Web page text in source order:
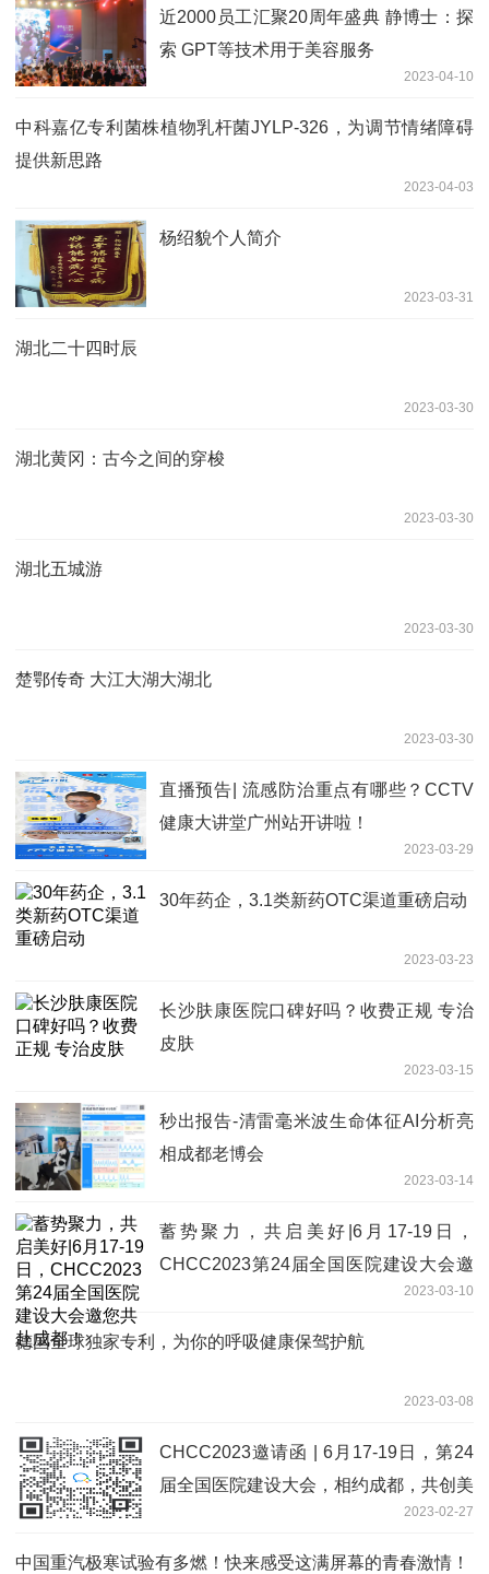
近2000员工汇聚20周年盛典 静博士：探
索 GPT等技术用于美容服务
2023-04-10
中科嘉亿专利菌株植物乳杆菌JYLP-326，为调节情绪障碍
提供新思路
2023-04-03
杨绍貌个人简介
2023-03-31
湖北二十四时辰
2023-03-30
湖北黄冈：古今之间的穿梭
2023-03-30
湖北五城游
2023-03-30
楚鄂传奇 大江大湖大湖北
2023-03-30
直播预告| 流感防治重点有哪些？CCTV
健康大讲堂广州站开讲啦！
2023-03-29
30年药企，3.1类新药OTC渠道重磅启动
2023-03-23
长沙肤康医院口碑好吗？收费正规 专治
皮肤
2023-03-15
秒出报告-清雷毫米波生命体征AI分析亮
相成都老博会
2023-03-14
蓄势聚力，共启美好|6月17-19日，
CHCC2023第24届全国医院建设大会邀
2023-03-10
德国全球独家专利，为你的呼吸健康保驾护航
2023-03-08
CHCC2023邀请函 | 6月17-19日，第24
届全国医院建设大会，相约成都，共创美
2023-02-27
中国重汽极寒试验有多燃！快来感受这满屏幕的青春激情！